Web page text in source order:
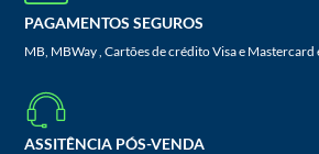
PAGAMENTOS SEGUROS
MB, MBWay , Cartões de crédito Visa e Mastercard
ASSITÊNCIA PÓS-VENDA